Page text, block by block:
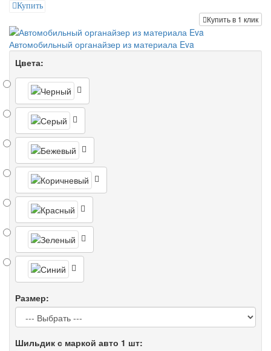
Купить
Купить в 1 клик
Автомобильный органайзер из материала Eva
Цвета:
Размер:
Шильдик с маркой авто 1 шт: